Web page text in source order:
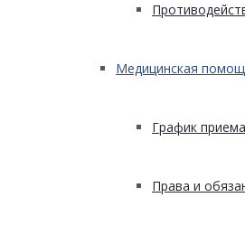
Медицинская
График
Права и